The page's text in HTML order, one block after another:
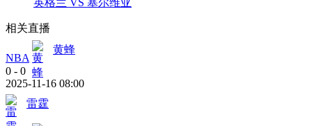
相关直播
NBA
黄蜂
0 - 0
2025-11-16 08:00
雷霆